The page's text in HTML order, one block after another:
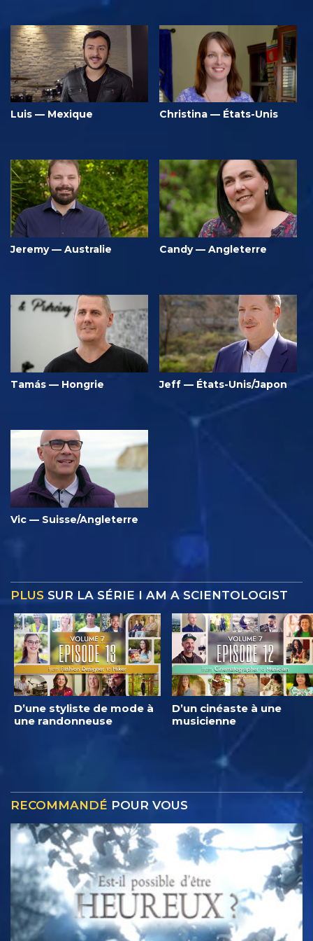
Luis — Mexique Christina — États-Unis
Jeremy — Australie Candy — Angleterre
Tamás — Hongrie Jeff — États-Unis/Japon
Vic — Suisse/Angleterre
PLUS SUR LA SÉRIE I AM A SCIENTOLOGIST
D’une styliste de mode à
une randonneuse
D’un cinéaste à une
musicienne
RECOMMANDÉ POUR VOUS